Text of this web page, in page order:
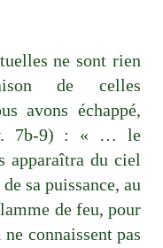
ne sont rien
de celles
avons échappé,
7b-9) : « … le
apparaîtra du ciel
sa puissance, au
de feu, pour
connaissent pas